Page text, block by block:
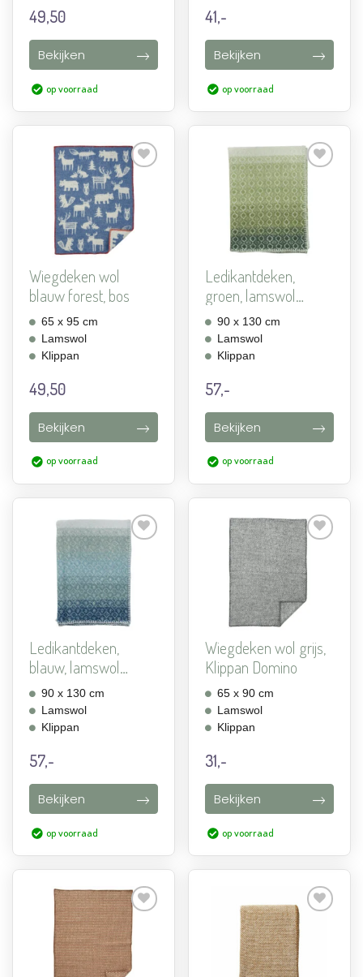
49,50
Bekijken
op voorraad
41,-
Bekijken
op voorraad
Aan
verlanglijst
toevoegen
Wiegdeken wol
blauw forest, bos
65 x 95 cm
Lamswol
Klippan
49,50
Bekijken
op voorraad
Aan
verlanglijst
toevoegen
Ledikantdeken,
groen, lamswol
Klippan Ha...
90 x 130 cm
Lamswol
Klippan
57,-
Bekijken
op voorraad
Aan
verlanglijst
toevoegen
Ledikantdeken,
blauw, lamswol
Klippan Ha...
90 x 130 cm
Lamswol
Klippan
57,-
Bekijken
op voorraad
Aan
verlanglijst
toevoegen
Wiegdeken wol grijs,
Klippan Domino
65 x 90 cm
Lamswol
Klippan
31,-
Bekijken
op voorraad
Aan
verlanglijst
toevoegen
Aan
verlanglijst
toevoegen